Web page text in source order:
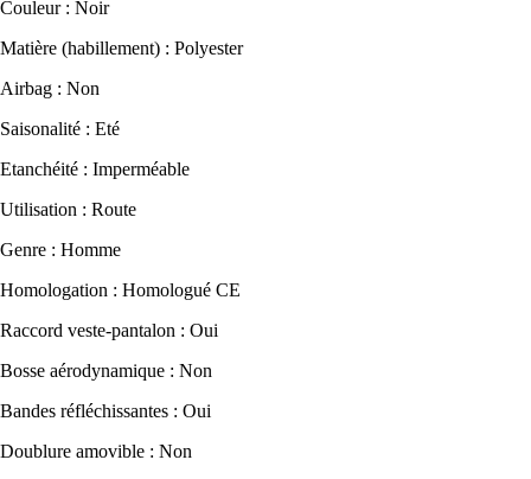
Couleur : Noir
Matière (habillement) : Polyester
Airbag : Non
Saisonalité : Eté
Etanchéité : Imperméable
Utilisation : Route
Genre : Homme
Homologation : Homologué CE
Raccord veste-pantalon : Oui
Bosse aérodynamique : Non
Bandes réfléchissantes : Oui
Doublure amovible : Non